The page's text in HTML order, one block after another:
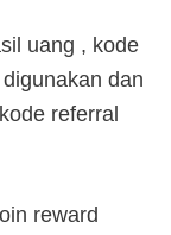
uang , kode
dan
referral
reward